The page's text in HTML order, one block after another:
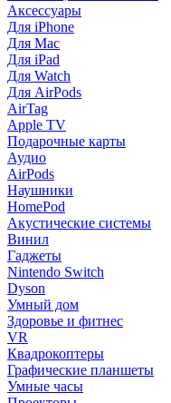
Аксессуары
Для iPhone
Для Mac
Для iPad
Для Watch
Для AirPods
AirTag
Apple TV
Подарочные карты
Аудио
AirPods
Наушники
HomePod
Акустические системы
Винил
Гаджеты
Nintendo Switch
Dyson
Умный дом
Здоровье и фитнес
VR
Квадрокоптеры
Графические планшеты
Умные часы